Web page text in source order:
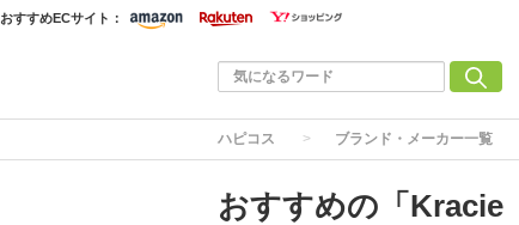
おすすめECサイト：
ハピコス ブランド・メーカー一覧
おすすめの「Kracie